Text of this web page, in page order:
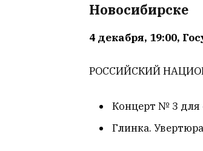
Новосибирске
4 декабря, 19:00,
РОССИЙСКИЙ
Концерт № 3 для
Глинка.